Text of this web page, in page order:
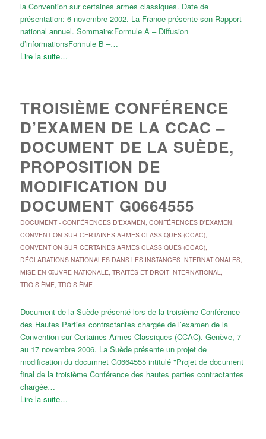
la Convention sur certaines armes classiques. Date de
présentation: 6 novembre 2002. La France présente son Rapport
national annuel. Sommaire:Formule A – Diffusion
d’informationsFormule B –…
Lire la suite…
TROISIÈME CONFÉRENCE
D’EXAMEN DE LA CCAC –
DOCUMENT DE LA SUÈDE,
PROPOSITION DE
MODIFICATION DU
DOCUMENT G0664555
DOCUMENT- CONFÉRENCES D'EXAMEN, CONFÉRENCES D'EXAMEN,
CONVENTION SUR CERTAINES ARMES CLASSIQUES (CCAC),
CONVENTION SUR CERTAINES ARMES CLASSIQUES (CCAC),
DÉCLARATIONS NATIONALES DANS LES INSTANCES INTERNATIONALES,
MISE EN ŒUVRE NATIONALE, TRAITÉS ET DROIT INTERNATIONAL,
TROISIÈME, TROISIÈME
Document de la Suède présenté lors de la troisième Conférence
des Hautes Parties contractantes chargée de l’examen de la
Convention sur Certaines Armes Classiques (CCAC). Genève, 7
au 17 novembre 2006. La Suède présente un projet de
modification du documnet G0664555 intitulé "Projet de document
final de la troisième Conférence des hautes parties contractantes
chargée…
Lire la suite…